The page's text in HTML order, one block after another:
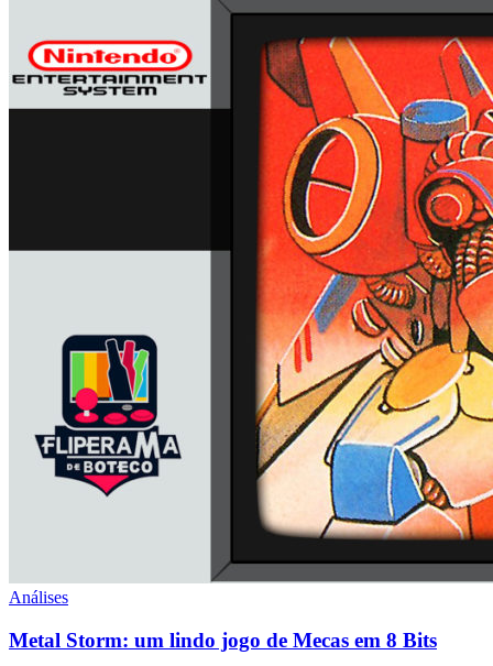
Análises
Metal Storm: um lindo jogo de Mecas em 8 Bits